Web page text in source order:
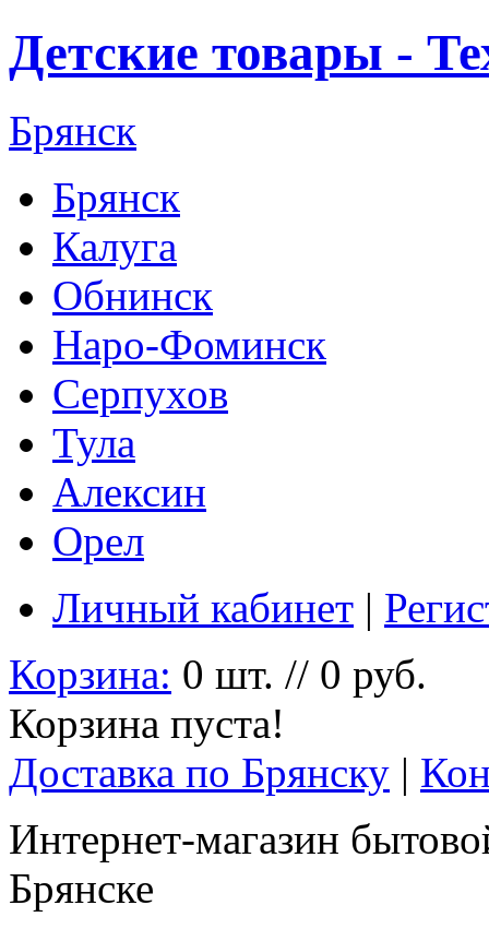
Детские товары -
Брянск
Брянск
Калуга
Обнинск
Наро-Фоминск
Серпухов
Тула
Алексин
Орел
Личный кабинет |
Корзина: 0 шт. // 0 руб.
Корзина пуста!
Доставка по Брянску |
Интернет-магазин
Брянске